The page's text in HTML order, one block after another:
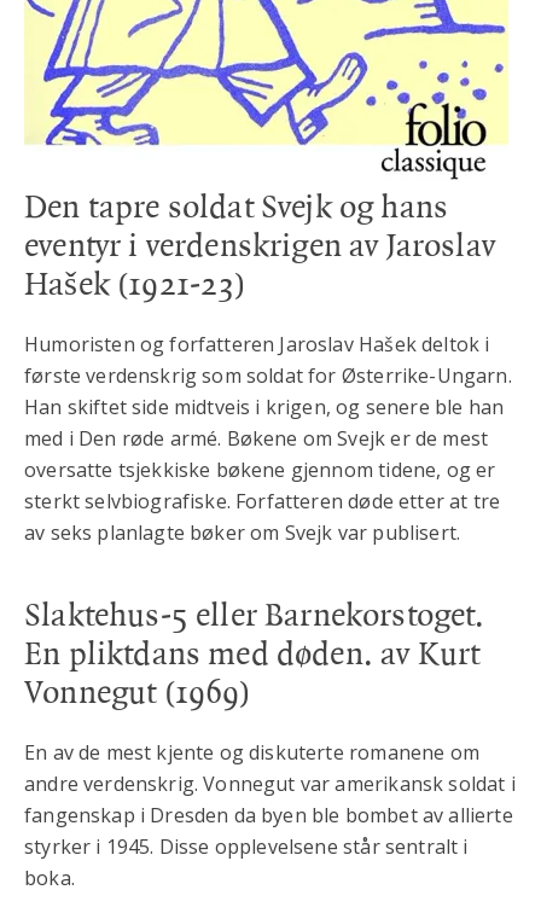
Den tapre soldat Svejk og hans
eventyr i verdenskrigenav Jaroslav
Hašek (1921-23)
Humoristen og forfatteren Jaroslav Hašek deltok i
første verdenskrig som soldat for Østerrike-Ungarn.
Han skiftet side midtveis i krigen, og senere ble han
med i Den røde armé. Bøkene om Svejk er de mest
oversatte tsjekkiske bøkene gjennom tidene, og er
sterkt selvbiografiske. Forfatteren døde etter at tre
av seks planlagte bøker om Svejk var publisert.
Slaktehus-5 eller Barnekorstoget.
En pliktdans med døden. av Kurt
Vonnegut (1969)
En av de mest kjente og diskuterte romanene om
andre verdenskrig. Vonnegut var amerikansk soldat i
fangenskap i Dresden da byen ble bombet av allierte
styrker i 1945. Disse opplevelsene står sentralt i
boka.